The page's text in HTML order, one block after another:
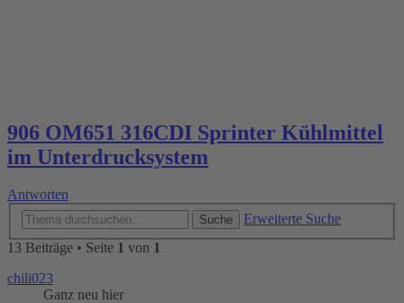
906 OM651 316CDI Sprinter Kühlmittel
im Unterdrucksystem
Antworten
Suche
Erweiterte Suche
13 Beiträge • Seite 1 von 1
chili023
Ganz neu hier